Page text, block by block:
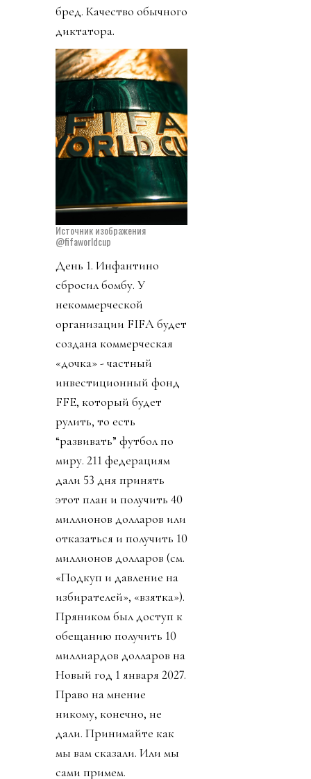
бред. Качество обычного
диктатора.
Источник изображения
@fifaworldcup
День 1. Инфантино
сбросил бомбу. У
некоммерческой
организации FIFA будет
создана коммерческая
«дочка» - частный
инвестиционный фонд
FFE, который будет
рулить, то есть
“развивать” футбол по
миру. 211 федерациям
дали 53 дня принять
этот план и получить 40
миллионов долларов или
отказаться и получить 10
миллионов долларов (см.
«Подкуп и давление на
избирателей», «взятка»).
Пряником был доступ к
обещанию получить 10
миллиардов долларов на
Новый год 1 января 2027.
Право на мнение
никому, конечно, не
дали. Принимайте как
мы вам сказали. Или мы
сами примем.